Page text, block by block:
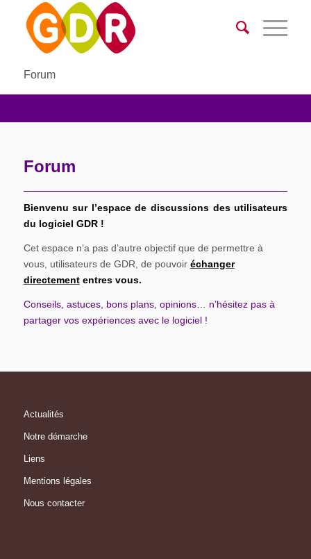
Forum
Forum
Bienvenu sur l’espace de discussions des utilisateurs
du logiciel GDR !
Cet espace n’a pas d’autre objectif que de permettre à
vous, utilisateurs de GDR, de pouvoir échanger
directemententres vous.
Conseils, astuces, bons plans, opinions… n’hésitez pas à
partager vos expériences avec le logiciel !
Actualités
Notre démarche
Liens
Mentions légales
Nous contacter